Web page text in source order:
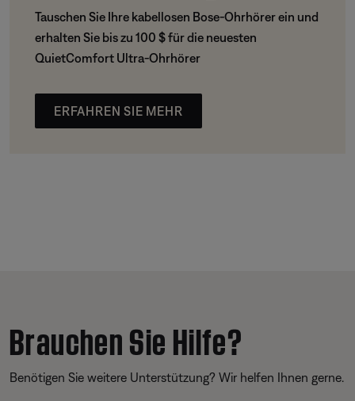
Tauschen Sie Ihre kabellosen Bose-Ohrhörer ein und
erhalten Sie bis zu 100 $ für die neuesten
QuietComfort Ultra-Ohrhörer
ERFAHREN SIE MEHR
Brauchen Sie Hilfe?
Benötigen Sie weitere Unterstützung? Wir helfen Ihnen gerne.